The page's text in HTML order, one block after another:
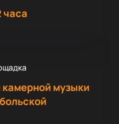
часа
камерной музыки